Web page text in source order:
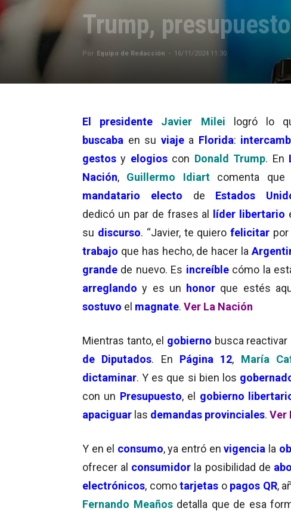
Trump,
Por Equipo de Redacción - 16/11/2024 11:30
El presidente Javier Milei logró lo
buscaba en su viaje a Florida:
gestos y elogios con Donald Trump. En
Nación, Guillermo Idiart comenta que
mandatario electo
de Estados
dedicó un par de frases al líder libertario
su discurso. “Javier, te quierofelicitar
trabajo que has hecho, de hacer la
grande de nuevo. Es increíble cómo la
arreglando y es un honor que estés
sostuvo el magnate. Ver La Nación
Mientras tanto, el gobierno busca reactivar
de Diputados. En Página 12, María
dictaminar. Y es que si bien los
con un Presupuesto, el gobierno
apaciguar las demandas provinciales. Ver
Y en el consumo, ya entró envigencia la
ofrecer al consumidor la posibilidad de
electrónicos, comotarjetas o pagos QR,
Fernando Meañosdetalla que de esa